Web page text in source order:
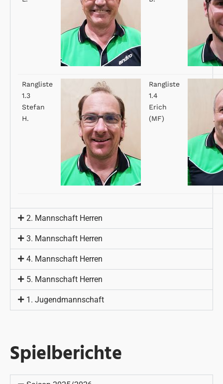
Rangliste
1.3
Stefan
H.
Rangliste
1.4
Erich
(MF)
2. Mannschaft Herren
3. Mannschaft Herren
4. Mannschaft Herren
5. Mannschaft Herren
1. Jugendmannschaft
Spielberichte